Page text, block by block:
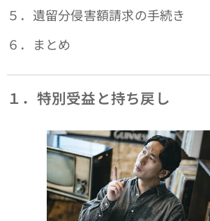
５．遺留分侵害額請求の手続き
６．まとめ
１．特別受益と持ち戻し